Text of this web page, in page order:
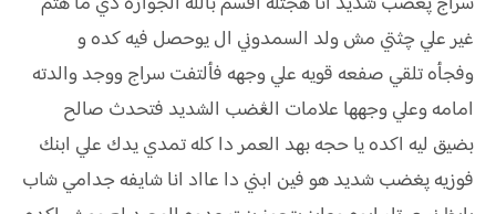
غير علي چثتي مش ولد السمدوني ال يوحصل فيه كده و
وفجأه تلقي صفعه قويه علي وجهه فألتفت سراج ووجد والدته
امامه وعلي وجهها علامات الڠضب الشديد فتحدث صالح
بضيق ليه اكده يا حجه بهد العمر دا كله تمدي يدك علي ابنك
فوزيه پغضب شديد هو فين ابني دا عااد انا شايفه جدامي شاب